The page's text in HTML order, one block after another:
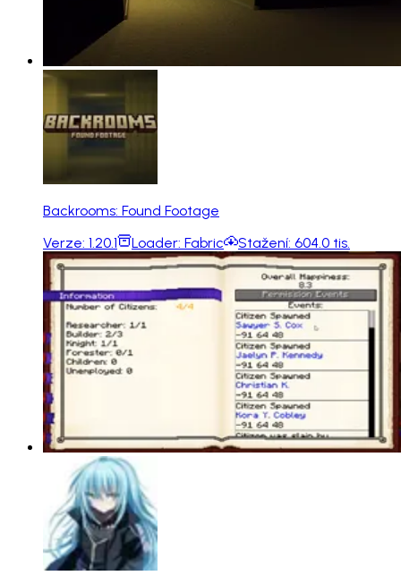
Backrooms: Found Footage
Verze: 1.20.1 Loader: Fabric Stažení: 604.0 tis.